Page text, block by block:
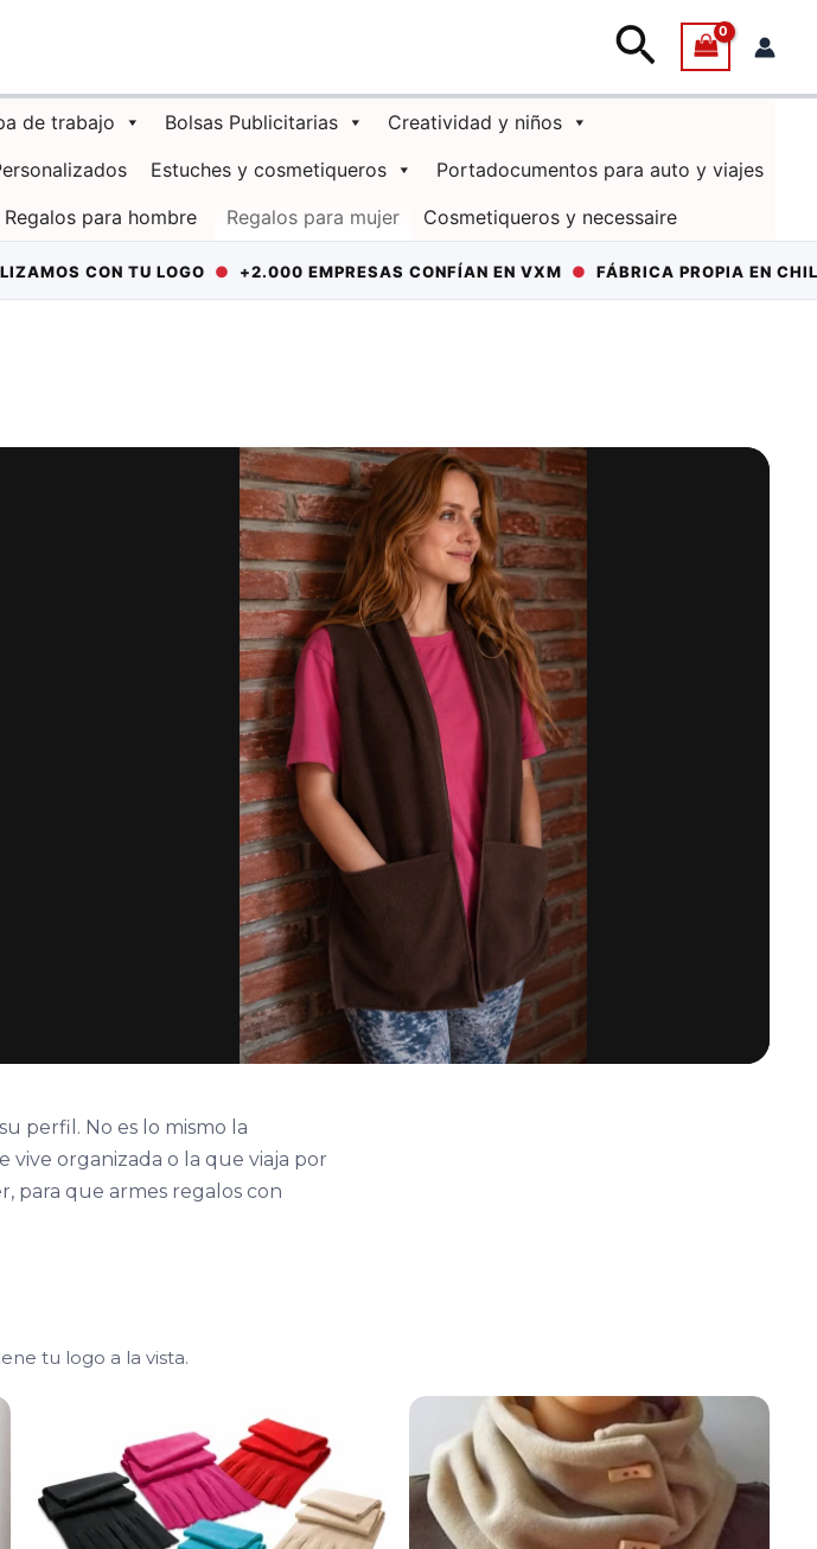
Buscar
de trabajo Bolsas Publicitarias
Creatividad y niños
Estuches y cosmetiqueros
Portadocumentos para auto y viajes
Regalos para hombre Regalos para mujer Cosmetiqueros y necessaire
TU LOGO● +2.000 EMPRESAS CONFÍAN EN VXM●FÁBRICA PROPIA EN CHILE●+15
perfil. No es lo mismo la
vive organizada o la que viaja por
para que armes regalos con
tu logo a la vista.